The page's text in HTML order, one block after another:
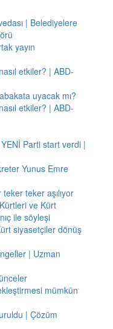
| Belediyelere
yayın
etkiler? | ABD-
uyacak mı?
etkiler? | ABD-
Parti start verdi |
Yunus Emre
teker aşılıyor
ve Kürt
ile söyleşi
siyasetçiler dönüş
| Uzman
mümkün
| Çözüm